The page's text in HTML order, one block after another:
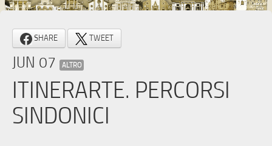
ARCHITECTURE
MUSEUMS
ITINERARIES
EVENTS
SHARE TWEET
JUN 07 ALTRO
ITINERARTE. PERCORSI
SINDONICI
Notice at collection
Your Privacy Choices